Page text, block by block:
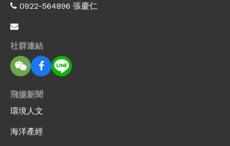
0922-564896 張慶仁
社群連結
飛揚新聞
環境人文
海洋產經